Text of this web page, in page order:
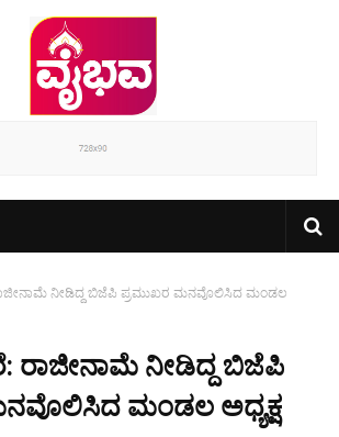
ನೀಡಿದ್ದ ಬಿಜೆಪಿ ಪ್ರಮುಖರ ಮನವೊಲಿಸಿದ ಮಂಡಲ
ನೀಡಿದ್ದ ಬಿಜೆಪಿ
ಮಂಡಲ ಅಧ್ಯಕ್ಷ